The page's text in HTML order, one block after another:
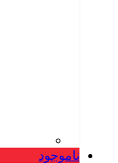
ناموجود